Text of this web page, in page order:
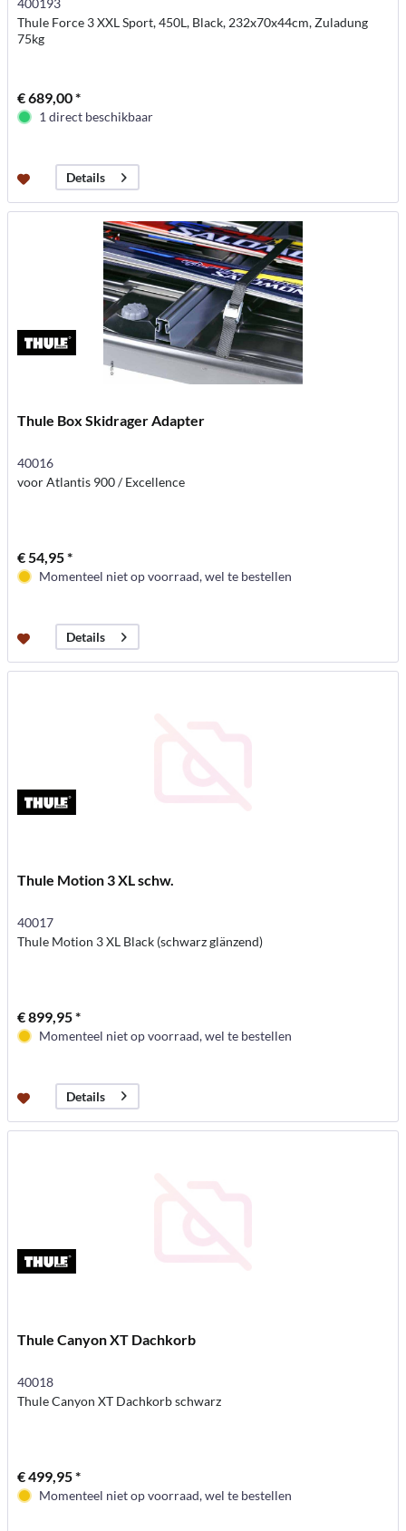
400193
Thule Force 3 XXL Sport, 450L, Black, 232x70x44cm, Zuladung
75kg
€ 689,00 *
1 direct beschikbaar
Details
Thule Box Skidrager Adapter
40016
voor Atlantis 900 / Excellence
€ 54,95 *
Momenteel niet op voorraad, wel te bestellen
Details
Thule Motion 3 XL schw.
40017
Thule Motion 3 XL Black (schwarz glänzend)
€ 899,95 *
Momenteel niet op voorraad, wel te bestellen
Details
Thule Canyon XT Dachkorb
40018
Thule Canyon XT Dachkorb schwarz
€ 499,95 *
Momenteel niet op voorraad, wel te bestellen